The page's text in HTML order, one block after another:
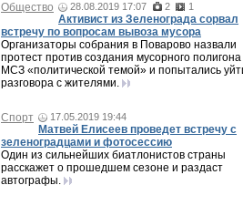
Общество 28.08.2019 17:07 2 1
Активист из Зеленограда сорвал
встречу по вопросам вывоза мусора
Организаторы собрания в Поварово назвали
протест против создания мусорного
МСЗ «политической темой» и попытались
разговора с жителями.
Спорт 17.05.2019 19:44
Матвей Елисеев проведет встречу с
зеленоградцами и фотосессию
Один из сильнейших биатлонистов страны
расскажет о прошедшем сезоне и раздаст
автографы.